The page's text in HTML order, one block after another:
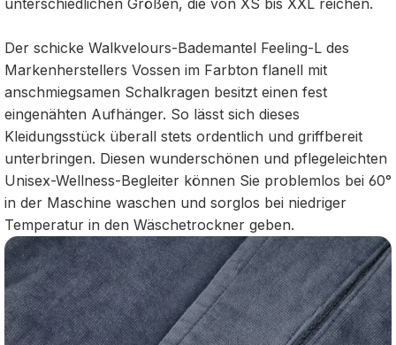
unterschiedlichen Größen, die von XS bis XXL reichen.
Der schicke Walkvelours-Bademantel Feeling-L des
Markenherstellers Vossen im Farbton flanell mit
anschmiegsamen Schalkragen besitzt einen fest
eingenähten Aufhänger. So lässt sich dieses
Kleidungsstück überall stets ordentlich und griffbereit
unterbringen. Diesen wunderschönen und pflegeleichten
Unisex-Wellness-Begleiter können Sie problemlos bei 60°
in der Maschine waschen und sorglos bei niedriger
Temperatur in den Wäschetrockner geben.